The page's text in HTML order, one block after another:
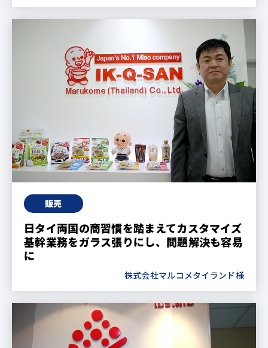
販売
日タイ両国の商習慣を踏まえてカスタマイズ
基幹業務をガラス張りにし、問題解決も容易
に
株式会社マルコメタイランド様